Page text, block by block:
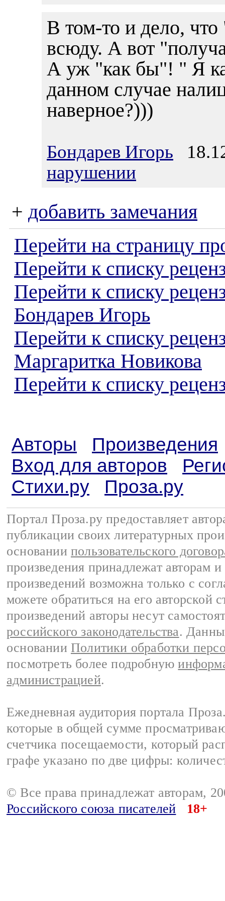
В том-то и дело, что
всюду. А вот
А уж "как бы"! " Я
данном случае
наверное?)))
Бондарев Игорь
нарушении
+ добавить замечания
Перейти на страницу
Перейти к списку
Перейти к списку
Бондарев Игорь
Перейти к списку
Маргаритка Новикова
Перейти к списку
Авторы
Произведения
Вход для авторов
Стихи.ру
Проза.ру
Портал Проза.ру предоставляет
публикации своих литературных
основании пользовательского
произведения принадлежат авторам
произведений возможна только с
можете обратиться на его авторской
произведений авторы несут
российского законодательства.
основании Политики обработки
посмотреть более подробную
администрацией.
Ежедневная аудитория портала
которые в общей сумме
счетчика посещаемости, который
графе указано по две цифры:
© Все права принадлежат авторам,
Российского союза писателей
18+